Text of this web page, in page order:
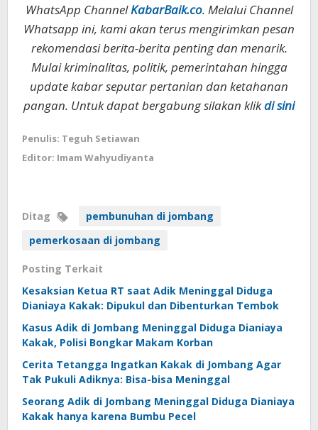
WhatsApp ChannelKabarBaik.co. Melalui Channel
Whatsapp ini, kami akan terus mengirimkan pesan
rekomendasi berita-berita penting dan menarik.
Mulai kriminalitas, politik, pemerintahan hingga
update kabar seputar pertanian dan ketahanan
pangan. Untuk dapat bergabung silakan klikdi sini
Penulis: Teguh Setiawan
Editor: Imam Wahyudiyanta
Ditag
pembunuhan di jombang
pemerkosaan di jombang
Posting Terkait
Kesaksian Ketua RT saat Adik Meninggal Diduga
Dianiaya Kakak: Dipukul dan Dibenturkan Tembok
Kasus Adik di Jombang Meninggal Diduga Dianiaya
Kakak, Polisi Bongkar Makam Korban
Cerita Tetangga Ingatkan Kakak di Jombang Agar
Tak Pukuli Adiknya: Bisa-bisa Meninggal
Seorang Adik di Jombang Meninggal Diduga Dianiaya
Kakak hanya karena Bumbu Pecel